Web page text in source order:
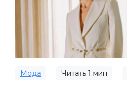
Мода Читать 1 мин